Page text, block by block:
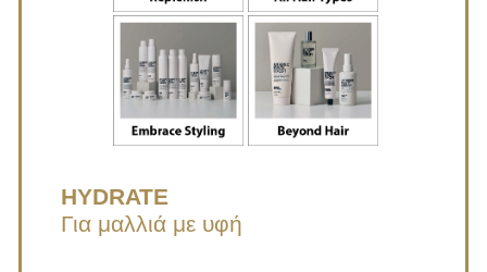
HYDRATE
Για μαλλιά με υφή